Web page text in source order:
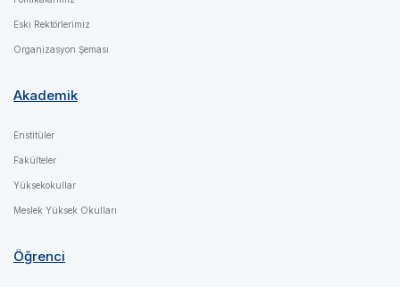
Eski Rektörlerimiz
Organizasyon Şeması
Akademik
Enstitüler
Fakülteler
Yüksekokullar
Meslek Yüksek Okulları
Öğrenci